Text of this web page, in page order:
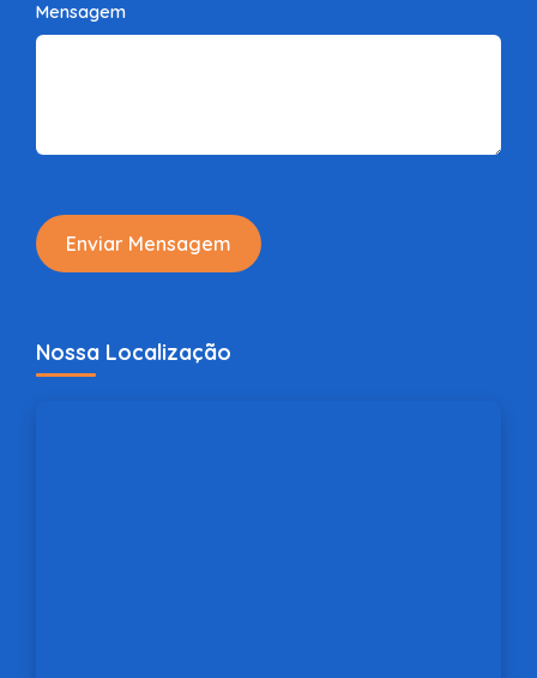
Mensagem
Enviar Mensagem
Nossa Localização